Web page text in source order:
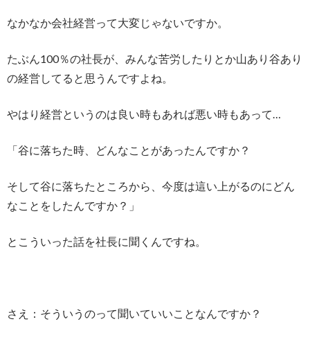
なかなか会社経営って大変じゃないですか。
たぶん100％の社長が、みんな苦労したりとか山あり谷あり
の経営してると思うんですよね。
やはり経営というのは良い時もあれば悪い時もあって…
「谷に落ちた時、どんなことがあったんですか？
そして谷に落ちたところから、今度は這い上がるのにどん
なことをしたんですか？」
とこういった話を社長に聞くんですね。
さえ：そういうのって聞いていいことなんですか？